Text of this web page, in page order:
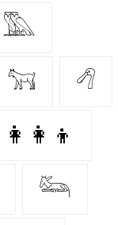
𓅔
𓃙 𓆁
👩‍👩‍👦
𓃛